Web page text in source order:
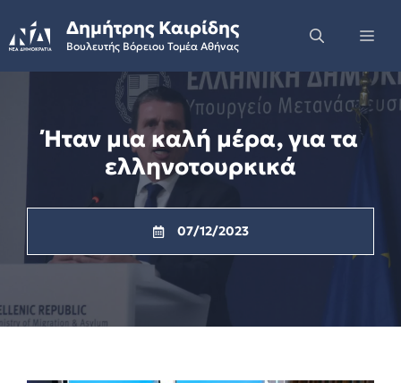
to
content
Δημήτρης Καιρίδης
Βουλευτής Βόρειου Τομέα Αθήνας
Ήταν μια καλή μέρα, για τα
ελληνοτουρκικά
07/12/2023